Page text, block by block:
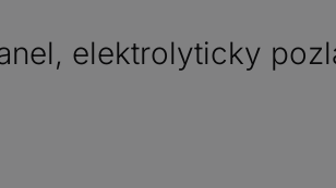
elektrolyticky